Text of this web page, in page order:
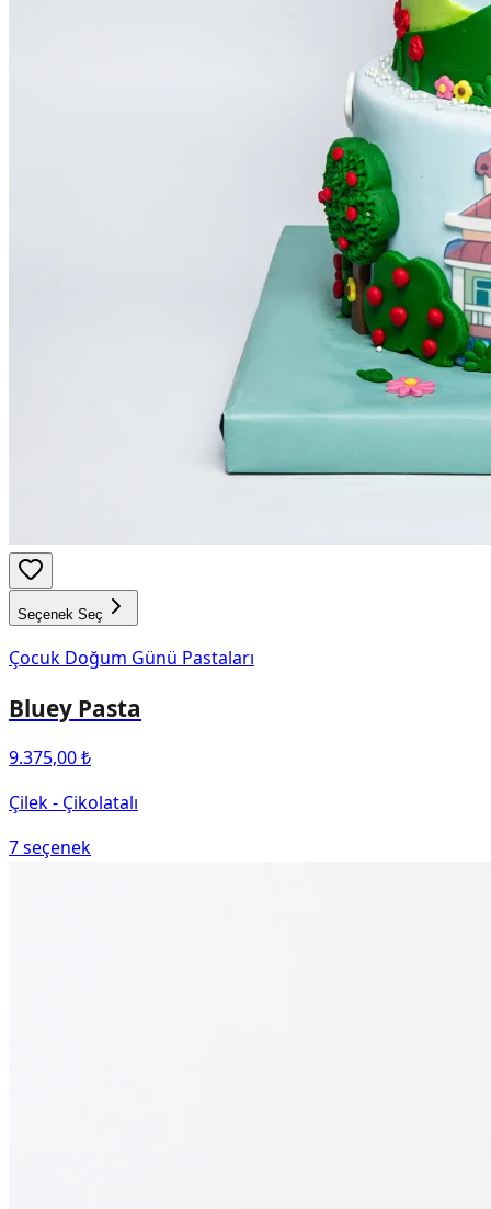
Seçenek Seç
Çocuk Doğum Günü Pastaları
Bluey Pasta
9.375,00 ₺
Çilek - Çikolatalı
7seçenek